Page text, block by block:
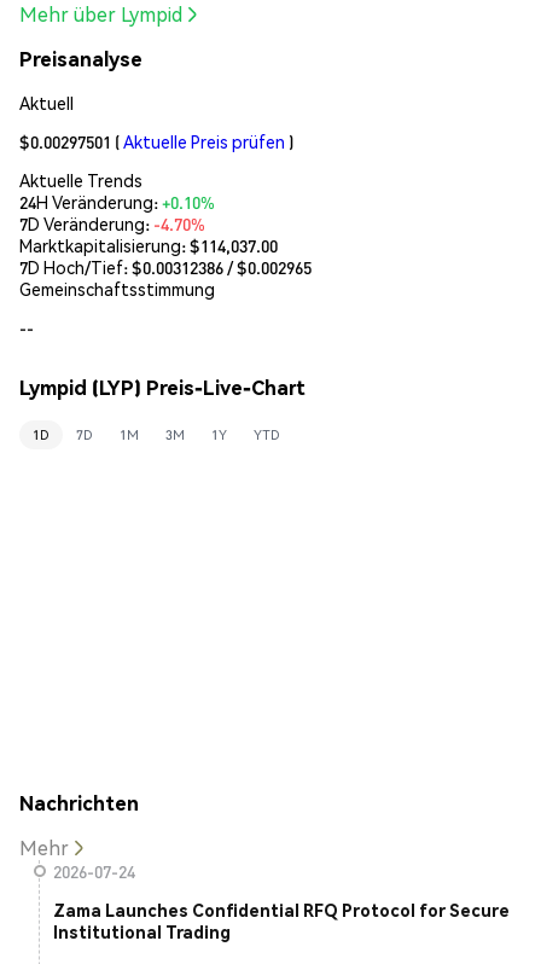
Mehr über Lympid
Preisanalyse
Aktuell
$0.00297501 (Aktuelle Preis prüfen )
Aktuelle Trends
24H Veränderung:+0.10%
7D Veränderung: -4.70%
Marktkapitalisierung:$114,037.00
7D Hoch/Tief: $0.00312386/ $0.002965
Gemeinschaftsstimmung
--
Lympid (LYP) Preis-Live-Chart
1D 7D 1M 3M 1Y YTD
Nachrichten
Mehr
2026-07-24
Zama Launches Confidential RFQ Protocol for Secure
Institutional Trading